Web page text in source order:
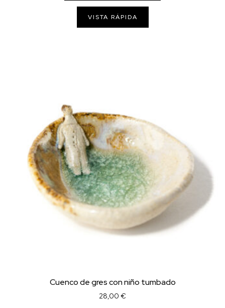
VISTA RÁPIDA
Cuenco de gres con niño tumbado
28,00 €